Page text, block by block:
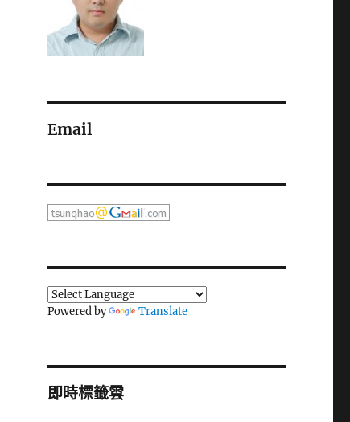
Email
Powered by Translate
即時標籤雲